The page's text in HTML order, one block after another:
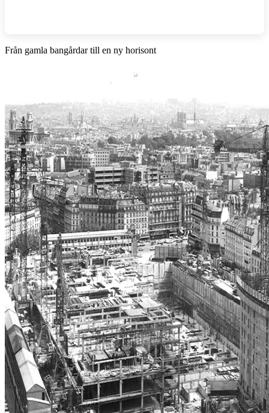
Från gamla bangårdar till en ny horisont